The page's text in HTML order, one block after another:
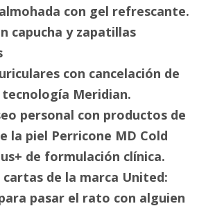
con gel refrescante.
capucha y zapatillas
con cancelación de
Meridian.
personal con productos de
la piel Perricone MD Cold
de formulación clínica.
cartas de la marca United:
pasar el rato con alguien